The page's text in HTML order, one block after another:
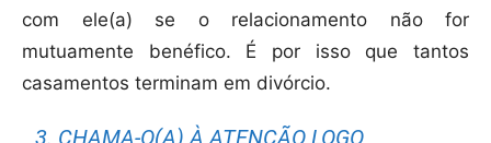
com ele(a) se o relacionamento não for
mutuamente benéfico. É por isso que tantos
casamentos terminam em divórcio.
3. CHAMA-O(A) À ATENÇÃO LOGO